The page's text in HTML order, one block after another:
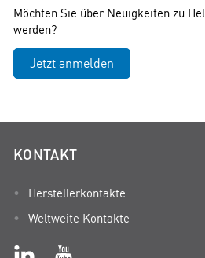
Möchten Sie über Neuigkeiten zu
werden?
Jetzt anmelden
KONTAKT
Herstellerkontakte
Weltweite Kontakte